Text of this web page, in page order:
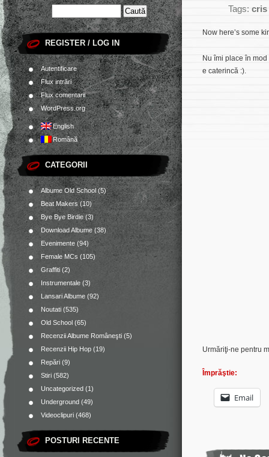
REGISTER / LOG IN
Autentificare
Flux intrări
Flux comentarii
WordPress.org
English
Română
CATEGORII
Albume Old School(5)
Beat Makers(10)
Bye Bye Birdie(3)
Download Albume (38)
Evenimente (94)
Female MCs (105)
Graffiti (2)
Instrumentale (3)
Lansari Albume (92)
Noutati (535)
Old School (65)
Recenzii Albume Româneşti (5)
Recenzii Hip Hop (19)
Repări (9)
Stiri (582)
Uncategorized (1)
Underground (49)
Videoclipuri (468)
POSTURI RECENTE
Tags: cris
Now here’s some
Nu îmi place în
e caterincă :).
Urmăriţi-ne pentru
Împrăştie:
Email